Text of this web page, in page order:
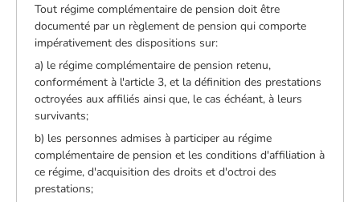
Tout régime complémentaire de pension doit être
documenté par un règlement de pension qui comporte
impérativement des dispositions sur:
a) le régime complémentaire de pension retenu,
conformément à l'article 3, et la définition des prestations
octroyées aux affiliés ainsi que, le cas échéant, à leurs
survivants;
b) les personnes admises à participer au régime
complémentaire de pension et les conditions d'affiliation à
ce régime, d'acquisition des droits et d'octroi des
prestations;